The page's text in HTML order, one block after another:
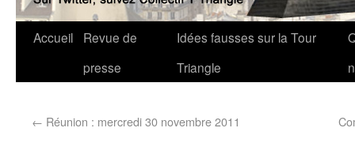
Accueil
Revue de
presse
Idées fausses sur la Tour
Triangle
← Réunion : mercredi 30 novembre 2011